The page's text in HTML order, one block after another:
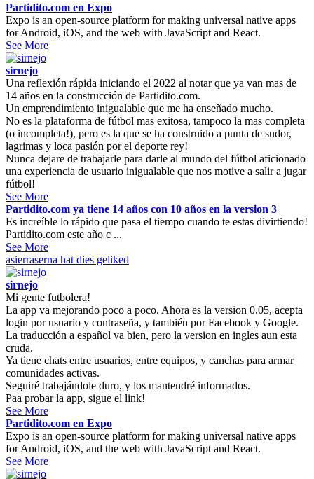
Partidito.com en Expo
Expo is an open-source platform for making universal native apps
for Android, iOS, and the web with JavaScript and React.
See More
sirnejo
Una reflexión rápida iniciando el 2022 al notar que ya van mas de
14 años en la construcción de Partidito.com.
Un emprendimiento inigualable que me ha enseñado mucho.
No es la plataforma de fútbol mas exitosa, tampoco la mas completa
(o incompleta!), pero es la que se ha construido a punta de sudor,
lagrimas y loca pasión por el deporte rey!
Nunca dejare de trabajarle para darle al mundo del fútbol aficionado
una experiencia de usuario inigualable que nos motive a salir a jugar
fútbol!
See More
Partidito.com ya tiene 14 años con 10 años en la version 3
Es increíble lo rápido que pasa el tiempo cuando te estas divirtiendo!
Partidito.com este año c ...
See More
asierraserna hat dies geliked
sirnejo
Mi gente futbolera!
La app va mejorando poco a poco. Ahora es la version 0.05, acepta
login por usuario y contraseña, y también por Facebook y Google.
La traducción a español va bien, pero la version en ingles aun esta
cruda.
Ya tiene chats entre usuarios, entre equipos, y canchas para armar
comunidades activas.
Seguiré trabajándole duro, y los mantendré informados.
Paa probar la app, sigue el link!
See More
Partidito.com en Expo
Expo is an open-source platform for making universal native apps
for Android, iOS, and the web with JavaScript and React.
See More